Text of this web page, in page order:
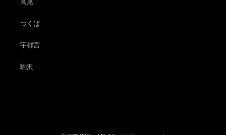
高尾
つくば
宇都宮
駒沢